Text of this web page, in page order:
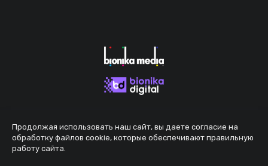
Продолжая использовать наш сайт, вы даете согласие на
обработку файлов cookie, которые обеспечивают правильную
работу сайта.